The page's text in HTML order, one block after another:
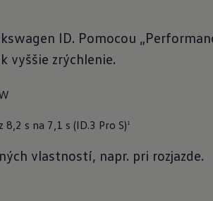
ID. Pomocou
vyššie zrýchlenie.
s na 7,1 s (ID.3 Pro S) 1
vlastností, napr. pri rozjazde.